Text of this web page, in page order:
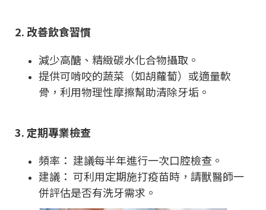
2. 改善飲食習慣
減少高醣、精緻碳水化合物攝取。
提供可啃咬的蔬菜（如胡蘿蔔）或適量軟
骨，利用物理性摩擦幫助清除牙垢。
3. 定期專業檢查
頻率： 建議每半年進行一次口腔檢查。
建議： 可利用定期施打疫苗時，請獸醫師一
併評估是否有洗牙需求。